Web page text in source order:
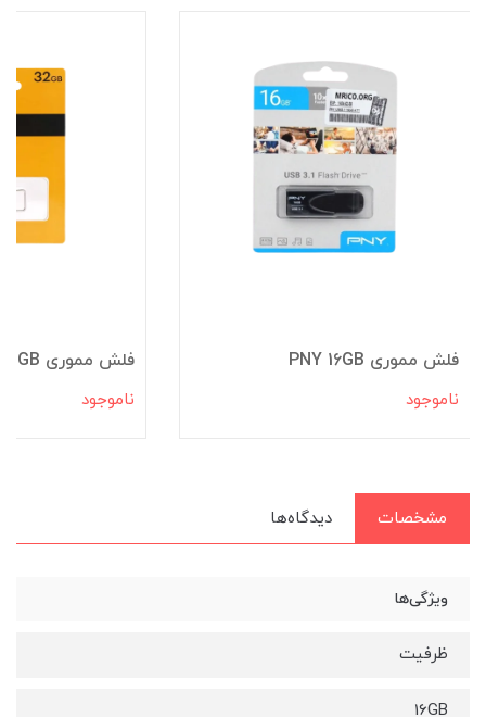
فلش مموری PNY 16GB
ناموجود
فلش مموری KODAK K112 32GB
ناموجود
مشخصات دیدگاه‌ها
ویژگی‌ها
ظرفیت
16GB